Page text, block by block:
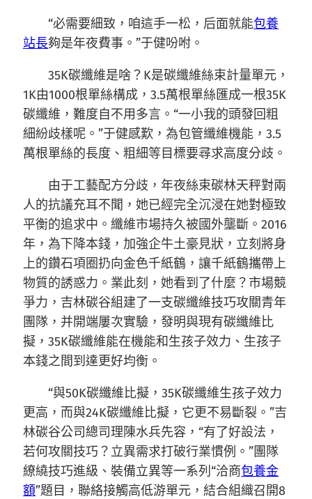
“必需要細致，咱這手一松，后面就能包養
站長夠是年夜費事。”于健吩咐。
35K碳纖維是啥？K是碳纖維絲束計量單元，
1K由1000根單絲構成，3.5萬根單絲匯成一根35K
碳纖維，難度自不用多言。“一小我的頭發回粗
細紛歧樣呢。”于健感歎，為包管纖維機能，3.5
萬根單絲的長度、粗細等目標要尋求高度分歧。
由于工藝配方分歧，年夜絲束碳林天秤對兩
人的抗議充耳不聞，她已經完全沉浸在她對極致
平衡的追求中。纖維市場持久被國外壟斷。2016
年，為下降本錢，加強企牛土豪見狀，立刻將身
上的鑽石項圈扔向金色千紙鶴，讓千紙鶴攜帶上
物質的誘惑力。業此刻，她看到了什麼？市場競
爭力，吉林碳谷組建了一支碳纖維技巧攻關青年
團隊，并開端屢次實驗，發明與現有碳纖維比
擬，35K碳纖維能在機能和生孩子效力、生孩子
本錢之間到達更好均衡。
“與50K碳纖維比擬，35K碳纖維生孩子效力
更高，而與24K碳纖維比擬，它更不易斷裂。”吉
林碳谷公司總司理陳水兵先容，“有了好設法，
若何攻關技巧？立異需求打破行業慣例。”團隊
繚繞技巧進級、裝備立異等一系列“洽商包養金
額”題目，聯絡接觸高低游單元，結合組織召開8